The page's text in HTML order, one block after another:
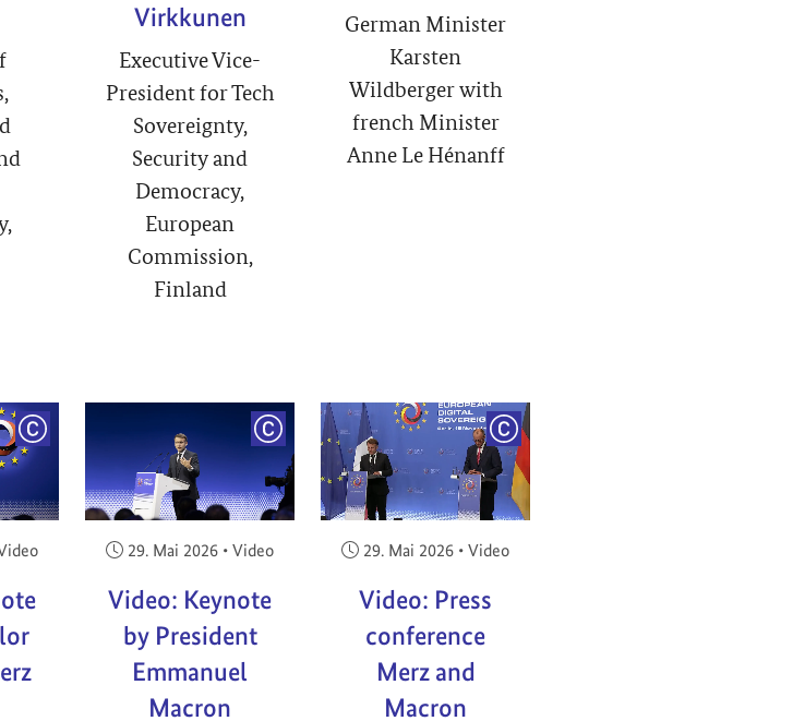
Virkkunen
Executive Vice-
President for Tech
Sovereignty,
Security and
Democracy,
European
Commission,
Finland
German Minister
Karsten
Wildberger with
french Minister
Anne Le Hénanff
COPYRIGHT COPYRIGHT
Veröffentlicht am:
29. Mai 2026 • Video
Video: Keynote
by President
Emmanuel
Macron
COPYRIGHT
Veröffentlicht am:
29. Mai 2026 • Video
Video: Press
conference
Merz and
Macron